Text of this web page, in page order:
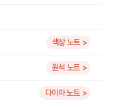
색상 노트 >
원석 노트 >
다이아 노트 >